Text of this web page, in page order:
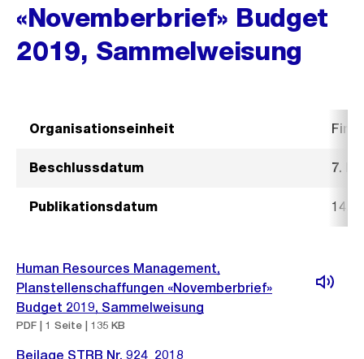
«Novemberbrief» Budget
2019, Sammelweisung
Organisationseinheit
Beschlussdatum 7.
Publikationsdatum 14.
Human Resources Management,
Planstellenschaffungen «Novemberbrief»
Budget 2019, Sammelweisung
PDF | 1 Seite | 135 KB
Beilage STRB Nr. 924_2018